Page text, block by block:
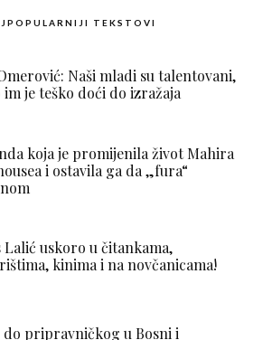
TEKSTOVI
Naši mladi su talentovani,
im je teško doći do izražaja
koja je promijenila život Mahira
i ostavila ga da „fura“
Lalić uskoro u čitankama,
kinima i na novčanicama!
do pripravničkog u Bosni i